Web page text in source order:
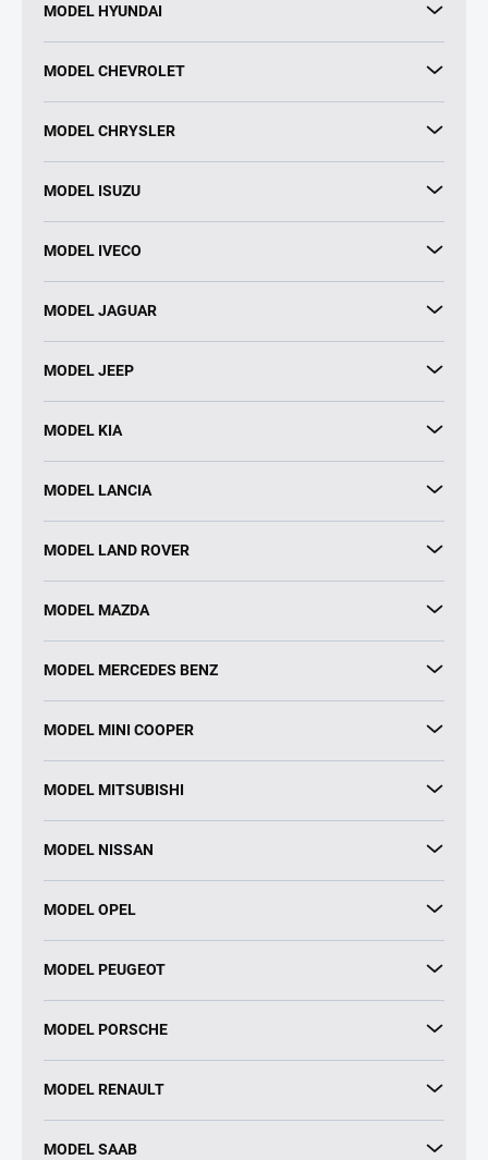
MODEL HYUNDAI
MODEL CHEVROLET
MODEL CHRYSLER
MODEL ISUZU
MODEL IVECO
MODEL JAGUAR
MODEL JEEP
MODEL KIA
MODEL LANCIA
MODEL LAND ROVER
MODEL MAZDA
MODEL MERCEDES BENZ
MODEL MINI COOPER
MODEL MITSUBISHI
MODEL NISSAN
MODEL OPEL
MODEL PEUGEOT
MODEL PORSCHE
MODEL RENAULT
MODEL SAAB